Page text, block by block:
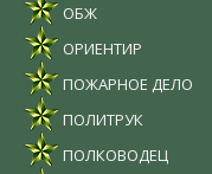
ОБЖ
ОРИЕНТИР
ПОЖАРНОЕ ДЕЛО
ПОЛИТРУК
ПОЛКОВОДЕЦ